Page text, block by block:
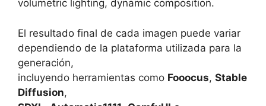
volumetric lighting, dynamic composition.
El resultado final de cada imagen puede variar
dependiendo de la plataforma utilizada para la
generación,
incluyendo herramientas como Fooocus, Stable
Diffusion,